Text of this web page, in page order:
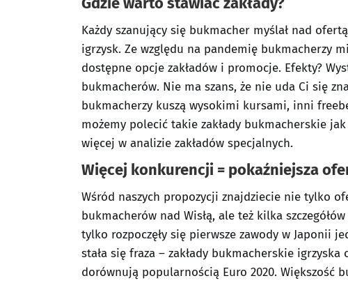
Każdy szanujący się bukmacher myślał nad
igrzysk. Ze względu na pandemię bukmacherzy
dostępne opcje zakładów i promocje. Efekty?
bukmacherów. Nie ma szans, że nie uda Ci się
bukmacherzy kuszą wysokimi kursami, inni
możemy polecić takie zakłady bukmacherskie
więcej w analizie zakładów specjalnych.
Więcej konkurencji = pokaźniejsza
Wśród naszych propozycji znajdziecie nie tylko
bukmacherów nad Wisłą, ale też kilka
tylko rozpoczęły się pierwsze zawody w Japonii
stała się fraza – zakłady bukmacherskie
dorównują popularnością Euro 2020. Większość